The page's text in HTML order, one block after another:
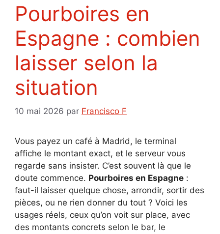
Pourboires en
Espagne : combien
laisser selon la
situation
10 mai 2026 par Francisco F
Vous payez un café à Madrid, le terminal
affiche le montant exact, et le serveur vous
regarde sans insister. C’est souvent là que le
doute commence. Pourboires en Espagne :
faut-il laisser quelque chose, arrondir, sortir des
pièces, ou ne rien donner du tout ? Voici les
usages réels, ceux qu’on voit sur place, avec
des montants concrets selon le bar, le